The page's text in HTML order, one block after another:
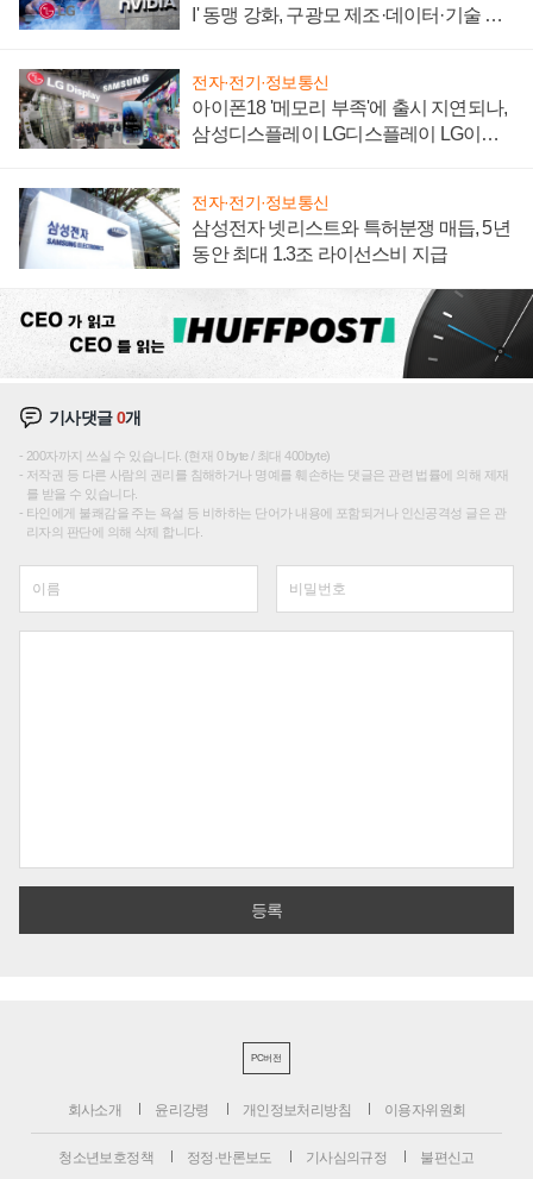
I' 동맹 강화, 구광모 제조·데이터·기술 결
전자·전기·정보통신
아이폰18 '메모리 부족'에 출시 지연되나,
삼성디스플레이 LG디스플레이 LG이노
전자·전기·정보통신
삼성전자 넷리스트와 특허분쟁 매듭, 5년
동안 최대 1.3조 라이선스비 지급
기사댓글0개
200자까지 쓰실 수 있습니다. (현재 0 byte / 최대 400byte)
저작권 등 다른 사람의 권리를 침해하거나 명예를 훼손하는 댓글은 관련 법률에 의해 제재
를 받을 수 있습니다.
타인에게 불쾌감을 주는 욕설 등 비하하는 단어가 내용에 포함되거나 인신공격성 글은 관
리자의 판단에 의해 삭제 합니다.
PC버전
회사소개 윤리강령 개인정보처리방침 이용자위원회
청소년보호정책 정정·반론보도 기사심의규정 불편신고